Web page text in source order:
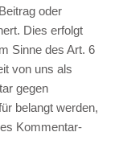
oder
Dies erfolgt
Sinne des Art. 6
von uns als
gegen
belangt werden,
Kommentar-